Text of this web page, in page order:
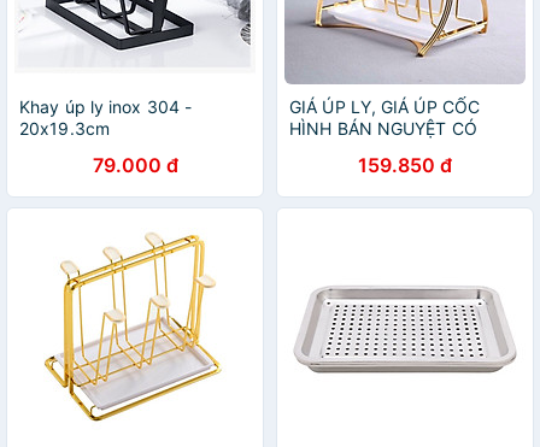
Khay úp ly inox 304 -
20x19.3cm
79.000 đ
GIÁ ÚP LY, GIÁ ÚP CỐC
HÌNH BÁN NGUYỆT CÓ
159.850 đ